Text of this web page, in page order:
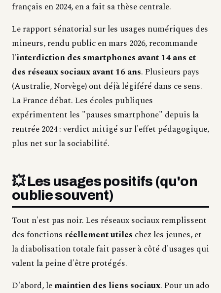
français en 2024, en a fait sa thèse centrale.
Le rapport sénatorial sur les usages numériques des
mineurs, rendu public en mars 2026, recommande
l'interdiction des smartphones avant 14 ans et
des réseaux sociaux avant 16 ans. Plusieurs pays
(Australie, Norvège) ont déjà légiféré dans ce sens.
La France débat. Les écoles publiques
expérimentent les "pauses smartphone" depuis la
rentrée 2024 : verdict mitigé sur l'effet pédagogique,
plus net sur la sociabilité.
💥 Les usages positifs (qu'on
oublie souvent)
Tout n'est pas noir. Les réseaux sociaux remplissent
des fonctions réellement utiles chez les jeunes, et
la diabolisation totale fait passer à côté d'usages qui
valent la peine d'être protégés.
D'abord, lemaintien des liens sociaux. Pour un ado